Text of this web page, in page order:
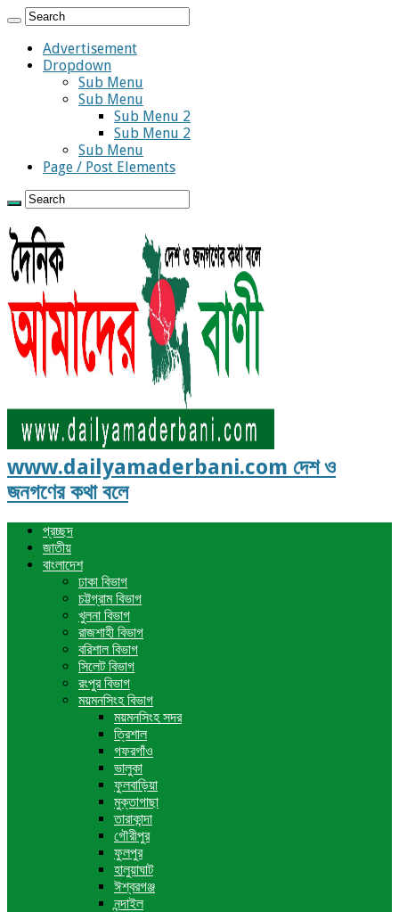
Advertisement
Dropdown
Sub Menu
Sub Menu
Sub Menu 2
Sub Menu 2
Sub Menu
Page / Post Elements
www.dailyamaderbani.com দেশ ও
জনগণের কথা বলে
প্রচ্ছদ
জাতীয়
বাংলাদেশ
ঢাকা বিভাগ
চট্টগ্রাম বিভাগ
খুলনা বিভাগ
রাজশাহী বিভাগ
বরিশাল বিভাগ
সিলেট বিভাগ
রংপুর বিভাগ
ময়মনসিংহ বিভাগ
ময়মনসিংহ সদর
ত্রিশাল
গফরগাঁও
ভালুকা
ফুলবাড়িয়া
মুক্তাগাছা
তারাকান্দা
গৌরীপুর
ফুলপুর
হালুয়াঘাট
ঈশ্বরগঞ্জ
নন্দাইল